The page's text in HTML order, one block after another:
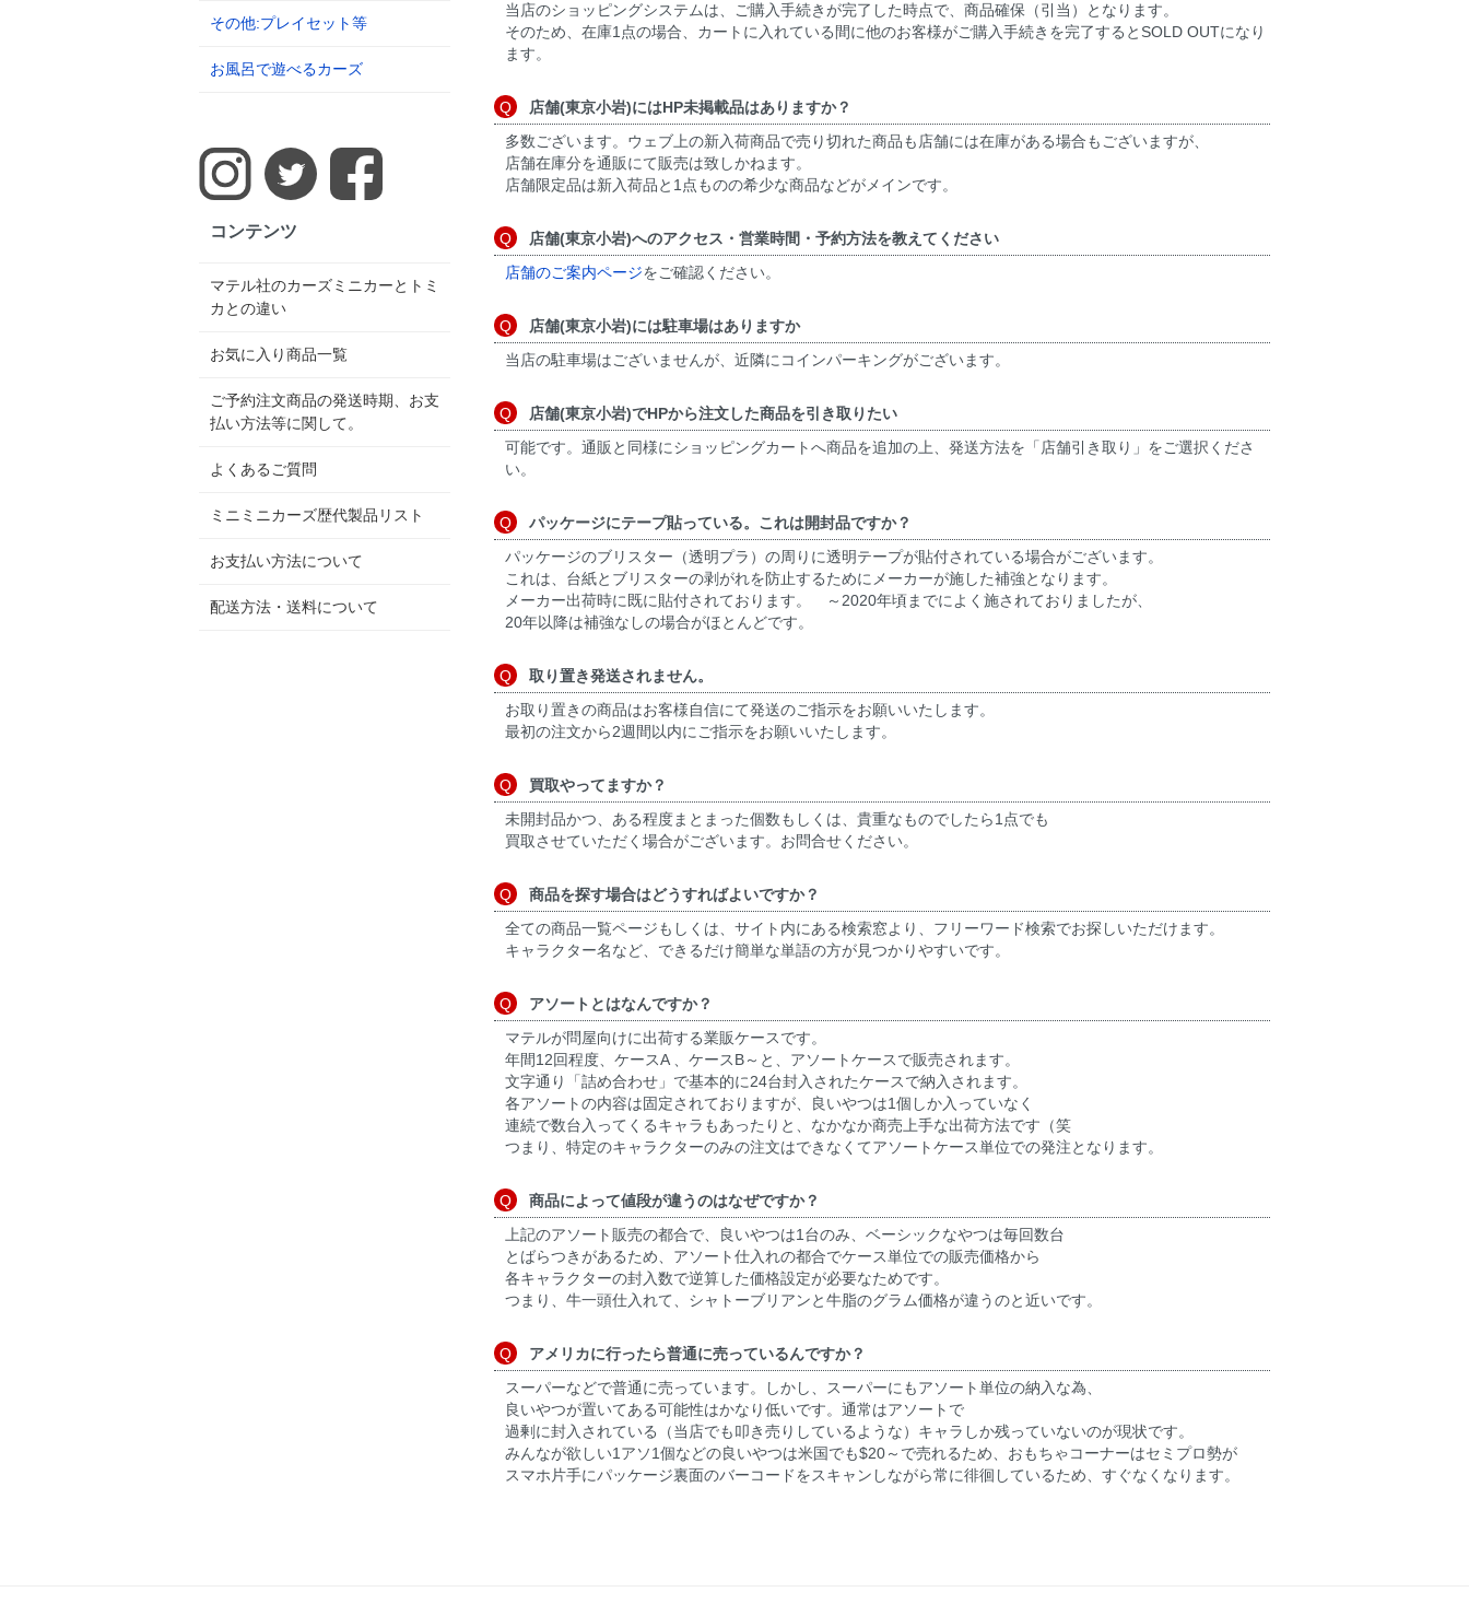
当店のショッピングシステムは、ご購入手続きが完了した時点で、商品確保（引当）となります。
そのため、在庫1点の場合、カートに入れている間に他のお客様がご購入手続きを完了するとSOLD OUTになり
ます。
店舗(東京小岩)にはHP未掲載品はありますか？
多数ございます。ウェブ上の新入荷商品で売り切れた商品も店舗には在庫がある場合もございますが、
店舗在庫分を通販にて販売は致しかねます。
店舗限定品は新入荷品と1点ものの希少な商品などがメインです。
店舗(東京小岩)へのアクセス・営業時間・予約方法を教えてください
店舗のご案内ページをご確認ください。
店舗(東京小岩)には駐車場はありますか
当店の駐車場はございませんが、近隣にコインパーキングがございます。
店舗(東京小岩)でHPから注文した商品を引き取りたい
可能です。通販と同様にショッピングカートへ商品を追加の上、発送方法を「店舗引き取り」をご選択くださ
い。
パッケージにテープ貼っている。これは開封品ですか？
パッケージのブリスター（透明プラ）の周りに透明テープが貼付されている場合がございます。
これは、台紙とブリスターの剥がれを防止するためにメーカーが施した補強となります。
メーカー出荷時に既に貼付されております。 ～2020年頃までによく施されておりましたが、
20年以降は補強なしの場合がほとんどです。
取り置き発送されません。
お取り置きの商品はお客様自信にて発送のご指示をお願いいたします。
最初の注文から2週間以内にご指示をお願いいたします。
買取やってますか？
未開封品かつ、ある程度まとまった個数もしくは、貴重なものでしたら1点でも
買取させていただく場合がございます。お問合せください。
商品を探す場合はどうすればよいですか？
全ての商品一覧ページもしくは、サイト内にある検索窓より、フリーワード検索でお探しいただけます。
キャラクター名など、できるだけ簡単な単語の方が見つかりやすいです。
アソートとはなんですか？
マテルが問屋向けに出荷する業販ケースです。
年間12回程度、ケースA 、ケースB～と、アソートケースで販売されます。
文字通り「詰め合わせ」で基本的に24台封入されたケースで納入されます。
各アソートの内容は固定されておりますが、良いやつは1個しか入っていなく
連続で数台入ってくるキャラもあったりと、なかなか商売上手な出荷方法です（笑
つまり、特定のキャラクターのみの注文はできなくてアソートケース単位での発注となります。
商品によって値段が違うのはなぜですか？
上記のアソート販売の都合で、良いやつは1台のみ、ベーシックなやつは毎回数台
とばらつきがあるため、アソート仕入れの都合でケース単位での販売価格から
各キャラクターの封入数で逆算した価格設定が必要なためです。
つまり、牛一頭仕入れて、シャトーブリアンと牛脂のグラム価格が違うのと近いです。
アメリカに行ったら普通に売っているんですか？
スーパーなどで普通に売っています。しかし、スーパーにもアソート単位の納入な為、
良いやつが置いてある可能性はかなり低いです。通常はアソートで
過剰に封入されている（当店でも叩き売りしているような）キャラしか残っていないのが現状です。
みんなが欲しい1アソ1個などの良いやつは米国でも$20～で売れるため、おもちゃコーナーはセミプロ勢が
スマホ片手にパッケージ裏面のバーコードをスキャンしながら常に徘徊しているため、すぐなくなります。
その他:プレイセット等
お風呂で遊べるカーズ
コンテンツ
マテル社のカーズミニカーとトミ
カとの違い
お気に入り商品一覧
ご予約注文商品の発送時期、お支
払い方法等に関して。
よくあるご質問
ミニミニカーズ歴代製品リスト
お支払い方法について
配送方法・送料について